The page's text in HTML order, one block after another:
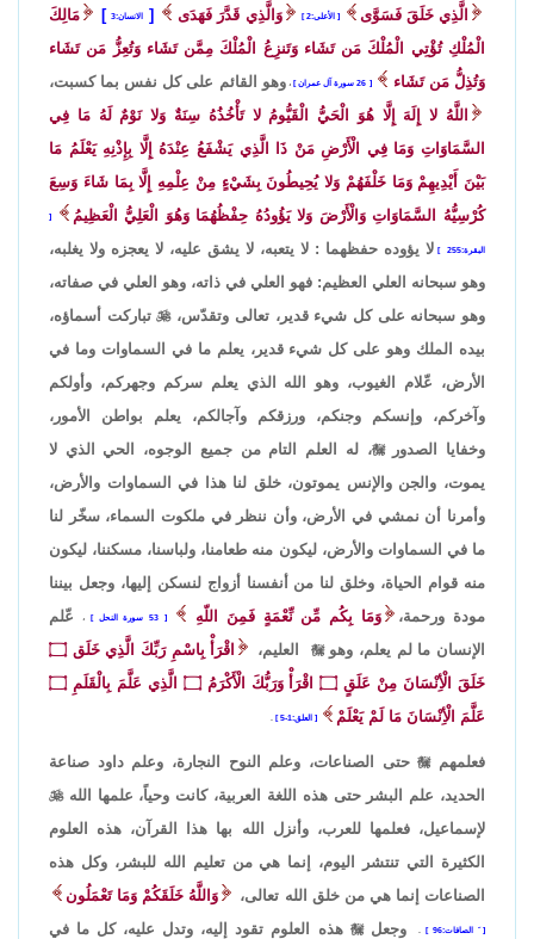
الَّذِي خَلَقَ فَسَوَّى الأعلى:2 وَالَّذِي قَدَّرَ فَهَدَى الانسان:3
مَالِكَ
الْمُلْكِ تُؤْتِي الْمُلْكَ مَن تَشَاء وَتَنزِعُ الْمُلْكَ مِمَّن تَشَاء وَتُعِزُّ مَن تَشَاء
وَتُذِلُّ مَن تَشَاء
26 سورة آل عمران ،وهو القائم على كل نفس بما كسبت،
اللَّهُ لا إِلَهَ إِلَّا هُوَ الْحَيُّ الْقَيُّومُ لا تَأْخُذُهُ سِنَةٌ وَلا نَوْمٌ لَهُ مَا فِي
السَّمَاوَاتِ وَمَا فِي الْأَرْضِ مَنْ ذَا الَّذِي يَشْفَعُ عِنْدَهُ إِلَّا بِإِذْنِهِ يَعْلَمُ مَا
بَيْنَ أَيْدِيهِمْ وَمَا خَلْفَهُمْ وَلا يُحِيطُونَ بِشَيْءٍ مِنْ عِلْمِهِ إِلَّا بِمَا شَاءَ وَسِعَ
كُرْسِيُّهُ السَّمَاوَاتِ وَالْأَرْضَ وَلا يَؤُودُهُ حِفْظُهُمَا وَهُوَ الْعَلِيُّ الْعَظِيمُ
البقرة:255
لا يؤوده حفظهما : لا يتعبه، لا يشق عليه، لا يعجزه ولا يغلبه،
وهو سبحانه العلي العظيم: فهو العلي في ذاته، وهو العلي في صفاته،
وهو سبحانه على كل شيء قدير، تعالى وتقدّس،تباركت أسماؤه،
بيده الملك وهو على كل شيء قدير، يعلم ما في السماوات وما في
الأرض، عّلام الغيوب، وهو الله الذي يعلم سركم وجهركم، وأولكم
وآخركم، وإنسكم وجنكم، ورزقكم وآجالكم، يعلم بواطن الأمور،
وخفايا الصدور،
له العلم التام من جميع الوجوه، الحي الذي لا
يموت، والجن والإنس يموتون، خلق لنا هذا في السماوات والأرض،
وأمرنا أن نمشي في الأرض، وأن ننظر في ملكوت السماء، سخّر لنا
ما في السماوات والأرض، ليكون منه طعامنا، ولباسنا، مسكننا، ليكون
منه قوام الحياة، وخلق لنا من أنفسنا أزواج لنسكن إليها، وجعل بيننا
مودة ورحمة،
وَمَا بِكُم مِّن نِّعْمَةٍ فَمِنَ اللّهِ 53 سورة النحل ،
عّلم
الإنسان ما لم يعلم، وهو العليم، اقْرَأْ بِاسْمِ رَبِّكَ الَّذِي خَلَق ۝
خَلَقَ الْأِنْسَانَ مِنْ عَلَقٍ ۝ اقْرَأْ وَرَبُّكَ الْأَكْرَمُ ۝ الَّذِي عَلَّمَ بِالْقَلَمِ۝
عَلَّمَ الْأِنْسَانَ مَا لَمْ يَعْلَمْ
العلق:1-5
فعلمهمحتى الصناعات، وعلم النوح النجارة، وعلم داود صناعة
الحديد، علم البشر حتى هذه اللغة العربية، كانت وحياً، علمها الله
لإسماعيل، فعلمها للعرب، وأنزل الله بها هذا القرآن، هذه العلوم
الكثيرة التي تنتشر اليوم، إنما هي من تعليم الله للبشر، وكل هذه
الصناعات إنما هي من خلق الله تعالى،
وَاللَّهُ خَلَقَكُمْ وَمَا تَعْمَلُون
َ الصافات:96 وجعل هذه العلوم تقود إليه، وتدل عليه، كل ما في